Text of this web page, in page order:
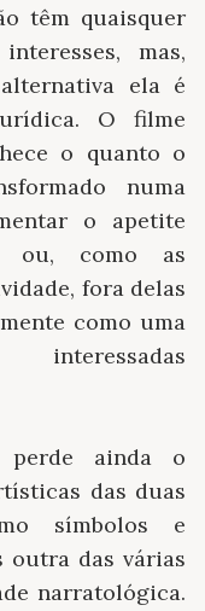
têm quaisquer
mas,
ela é
O filme
o quanto o
numa
o apetite
ou, como as
fora delas
como uma
perde ainda o
das duas
símbolos e
outra das várias
narratológica.